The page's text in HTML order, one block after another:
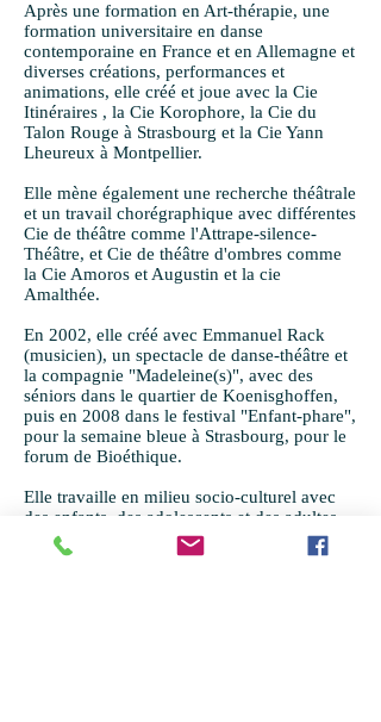
Après une formation en Art-thérapie, une
formation universitaire en danse
contemporaine en France et en Allemagne et
diverses créations, performances et
animations, elle créé et joue avec la Cie
Itinéraires , la Cie Korophore, la Cie du
Talon Rouge à Strasbourg et la Cie Yann
Lheureux à Montpellier.
Elle mène également une recherche théâtrale
et un travail chorégraphique avec différentes
Cie de théâtre comme l'Attrape-silence-
Théâtre, et Cie de théâtre d'ombres comme
la Cie Amoros et Augustin et la cie
Amalthée.
En 2002, elle créé avec Emmanuel Rack
(musicien), un spectacle de danse-théâtre et
la compagnie "Madeleine(s)", avec des
séniors dans le quartier de Koenisghoffen,
puis en 2008 dans le festival "Enfant-phare",
pour la semaine bleue à Strasbourg, pour le
forum de Bioéthique.
Elle travaille en milieu socio-culturel avec
des enfants, des adolescents et des adultes
de différents quartiers pour monter des
spectacles autour de thèmes et de questions